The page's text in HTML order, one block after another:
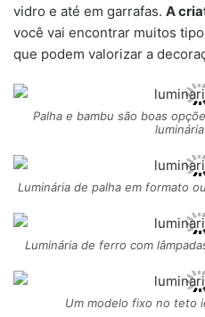
vidro e até em garrafas. A
você vai encontrar muitos
que podem valorizar a
Palha e bambu são boas
Luminária de palha em formato
Luminária de ferro com
Um modelo fixo no teto